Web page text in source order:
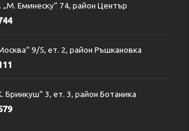
„М. Еминеску“ 74, район Център
9/5, ет. 2, район Ръшкановка
Бринкуш“ 3, ет. 3, район Ботаника